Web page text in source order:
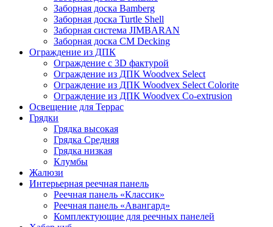
Заборная доска Bamberg
Заборная доска Turtle Shell
Заборная система JIMBARAN
Заборная доска CM Decking
Ограждение из ДПК
Ограждение с 3D фактурой
Ограждение из ДПК Woodvex Select
Ограждение из ДПК Woodvex Select Colorite
Ограждение из ДПК Woodvex Co-extrusion
Освещение для Террас
Грядки
Грядка высокая
Грядка Средняя
Грядка низкая
Клумбы
Жалюзи
Интерьерная реечная панель
Реечная панель «Классик»
Реечная панель «Авангард»
Комплектующие для реечных панелей